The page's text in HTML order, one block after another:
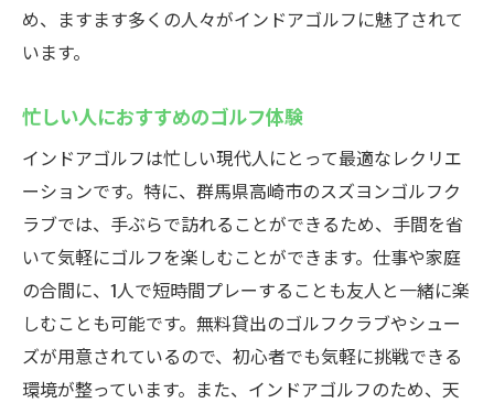
地元のおすすめグルメとゴルフ
め、ますます多くの人々がインドアゴルフに魅了されて
います。
忙しい人におすすめのゴルフ体験
インドアゴルフは忙しい現代人にとって最適なレクリエ
ーションです。特に、群馬県高崎市のスズヨンゴルフク
ラブでは、手ぶらで訪れることができるため、手間を省
いて気軽にゴルフを楽しむことができます。仕事や家庭
の合間に、1人で短時間プレーすることも友人と一緒に楽
しむことも可能です。無料貸出のゴルフクラブやシュー
ズが用意されているので、初心者でも気軽に挑戦できる
環境が整っています。また、インドアゴルフのため、天